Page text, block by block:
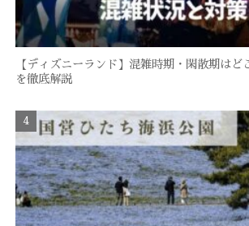
【ディズニーランド】混雑時期・閑散期はど
を徹底解説